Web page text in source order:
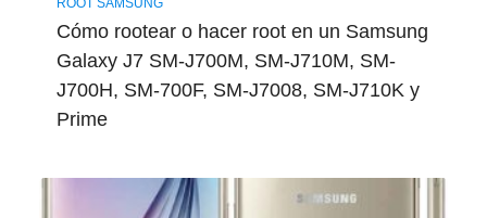
ROOT SAMSUNG
Cómo rootear o hacer root en un Samsung
Galaxy J7 SM-J700M, SM-J710M, SM-
J700H, SM-700F, SM-J7008, SM-J710K y
Prime